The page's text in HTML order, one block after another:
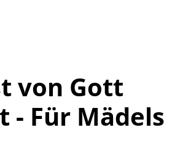
von Gott
- Für Mädels